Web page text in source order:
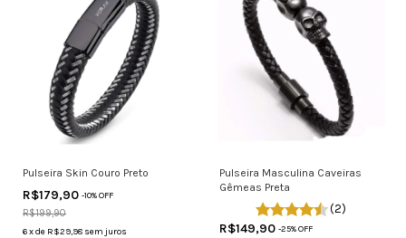
Pulseira Skin Couro Preto
R$179,90 -10% OFF
R$199,90
6xde R$29,98 sem juros
Pulseira Masculina Caveiras
Gêmeas Preta
(2)
R$149,90 -25% OFF